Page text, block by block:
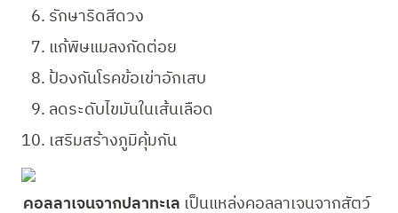
รักษาริดสีดวง
แก้พิษแมลงกัดต่อย
ป้องกันโรคข้อเข่าอักเสบ
ลดระดับไขมันในเส้นเลือด
เสริมสร้างภูมิคุ้มกัน
คอลลาเจนจากปลาทะเล เป็นแหล่งคอลลาเจนจากสัตว์